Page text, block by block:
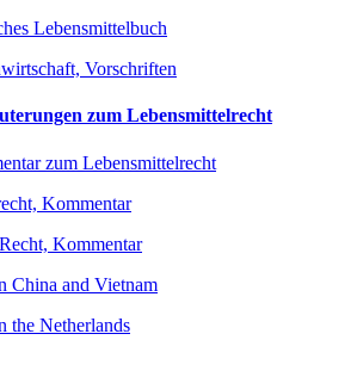
Lebensmittelbuch
Vorschriften
zum Lebensmittelrecht
zum Lebensmittelrecht
Kommentar
Kommentar
China and Vietnam
the Netherlands